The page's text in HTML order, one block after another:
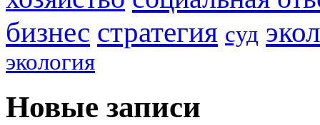
бизнес стратегия суд
экология
Новые записи